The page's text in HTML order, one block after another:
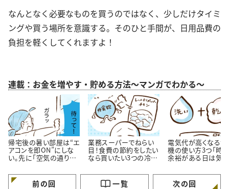
なんとなく必要なものを買うのではなく、少しだけタイミ
ングや買う場所を意識する。そのひと手間が、日用品費の
負担を軽くしてくれますよ！
連載：お金を増やす・貯める方法～マンガでわかる～
帰宅後の暑い部屋は“エ
アコンを即ON”にしな
い。先に「空気の通り
業務スーパーでねらい
目！食費の節約をしたい
なら買いたい3つの冷凍
電気代が高くなる
機の使い方3つ「時
余裕がある日は気
前の回 一覧 次の回